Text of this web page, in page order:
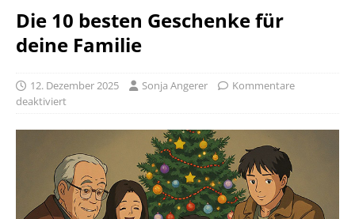
Die 10 besten Geschenke für
deine Familie
12. Dezember 2025 Sonja Angerer
Kommentare
deaktiviert